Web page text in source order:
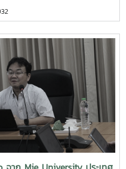
มเกษตร ขอร่วมชื่นชมและภาค
ความรู้สู่การสร้างนวัตกรรมและ
คตได้อย่างโดดเด่นCr:อุทยาน
และอาหาร Maejo Agro Food
share/18ZhSJ8uJx/
คณบดีฝ่ายบริหารและเทคโนโลยี
สาขาวิศวกรรมอาหารเข้าร่วม
Model กับการบริหารจัดการ
ใน วันที่ 12-13 พฤษภาคม
ได้รับเกียรติจาก "ผู้ช่วย
วิชัยโชติ" คณะวิศวกรรมศาสตร์
นวิทยากรการอบรมครั้งนี้ช่วยส่ง
ในการวิเคราะห์ วางระบบและ
ความเป็นเลิศขององค์กร